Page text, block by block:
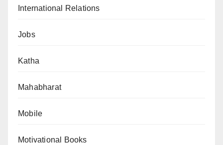
International Relations
Jobs
Katha
Mahabharat
Mobile
Motivational Books